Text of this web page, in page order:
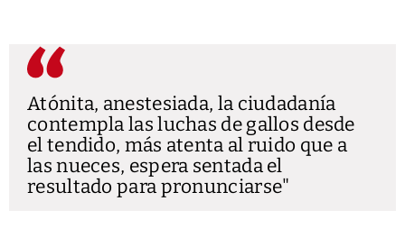
Atónita, anestesiada, la ciudadanía
contempla las luchas de gallos desde
el tendido, más atenta al ruido que a
las nueces, espera sentada el
resultado para pronunciarse